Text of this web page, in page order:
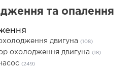
та опалення
двигуна (108)
охолодження двигуна (18)
(249)